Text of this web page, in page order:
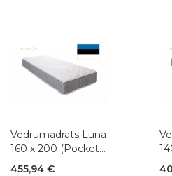
Vedrumadrats Luna
160 x 200 (Pocket
1,8)
455,94 €